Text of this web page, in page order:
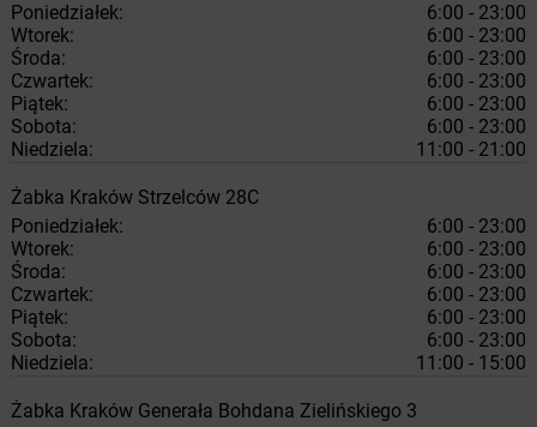
Poniedziałek:
6:00 - 23:00
Wtorek:
6:00 - 23:00
Środa:
6:00 - 23:00
Czwartek:
6:00 - 23:00
Piątek:
6:00 - 23:00
Sobota:
6:00 - 23:00
Niedziela:
11:00 - 21:00
Żabka Kraków Strzelców 28C
Poniedziałek:
6:00 - 23:00
Wtorek:
6:00 - 23:00
Środa:
6:00 - 23:00
Czwartek:
6:00 - 23:00
Piątek:
6:00 - 23:00
Sobota:
6:00 - 23:00
Niedziela:
11:00 - 15:00
Żabka Kraków Generała Bohdana Zielińskiego 3